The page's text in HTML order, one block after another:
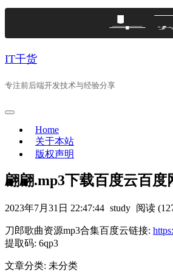
Skip
IT干货
专注前后端开发技术与经验分享
Home
关于本站
版权声明
翩翩.mp3下载百度云百度
2023年7月31日 22:47:44 study 阅读
刀郎歌曲资源mp3合集百度云链接:
提取码: 6qp3
文章分类: 未分类